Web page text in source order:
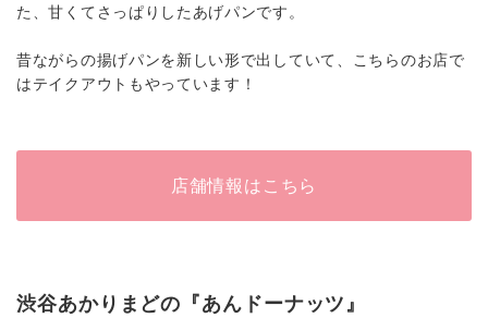
た、甘くてさっぱりしたあげパンです。
昔ながらの揚げパンを新しい形で出していて、こちらのお店で
はテイクアウトもやっています！
店舗情報はこちら
渋谷あかりまどの『あんドーナッツ』